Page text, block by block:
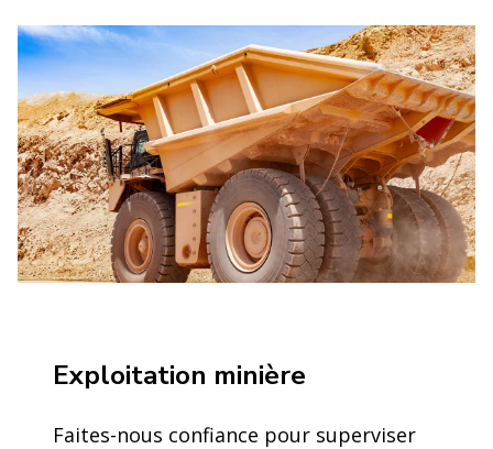
Exploitation minière
Faites-nous confiance pour superviser